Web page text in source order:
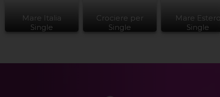
Mare Italia
Single
Crociere per
Single
Mare
Single